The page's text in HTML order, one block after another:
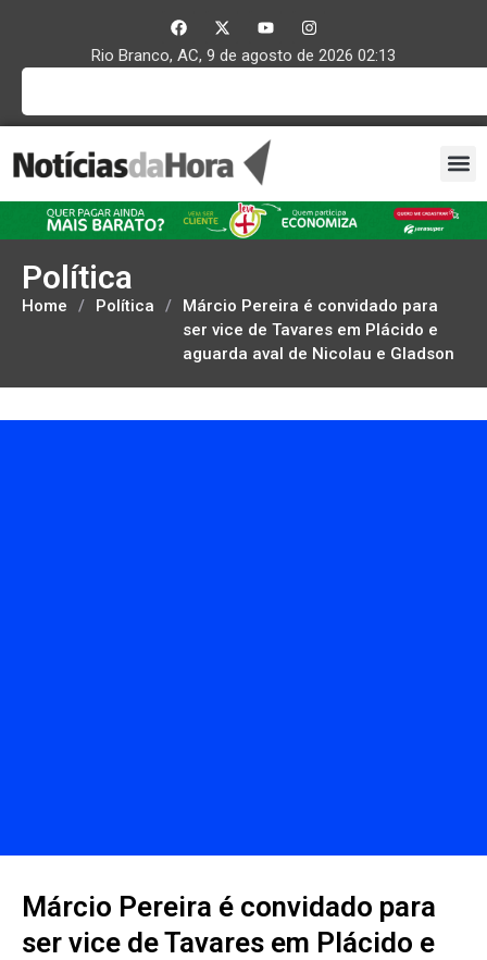
Rio Branco, AC, 9 de agosto de 2026 02:13
Política
Home / Política /
Márcio Pereira é convidado para
ser vice de Tavares em Plácido e
aguarda aval de Nicolau e Gladson
Márcio Pereira é convidado para
ser vice de Tavares em Plácido e